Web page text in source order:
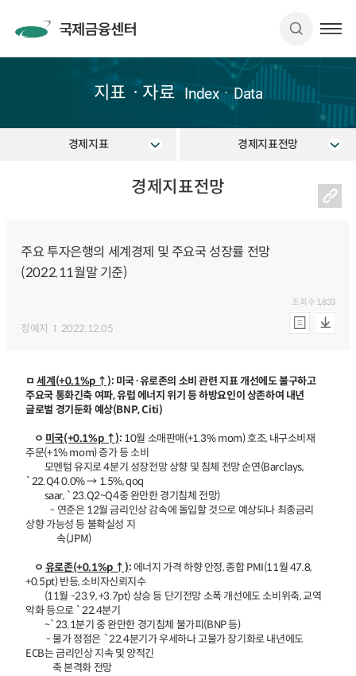
지표ㆍ자료 IndexㆍData
경제지표 경제지표전망
경제지표전망
주요 투자은행의 세계경제 및 주요국 성장률 전망
(2022.11월말 기준)
정예지 2022.12.05
조회수 1,833
ㅁ세계(+0.1%p ↑): 미국·유로존의 소비 관련 지표 개선에도 불구하고
주요국 통화긴축 여파, 유럽 에너지 위기 등 하방요인이 상존하여 내년
글로벌 경기둔화 예상(BNP, Citi)
ㅇ 미국(+0.1%p ↑): 10월 소매판매(+1.3% mom) 호조, 내구소비재
주문(+1% mom) 증가 등 소비
모멘텀 유지로 4분기 성장전망 상향 및 침체 전망 순연(Barclays,
`22.Q4 0.0% → 1.5%, qoq
saar, `23.Q2~Q4중 완만한 경기침체 전망)
- 연준은 12월 금리인상 감속에 돌입할 것으로 예상되나 최종금리
상향 가능성 등 불확실성 지
속(JPM)
ㅇ 유로존(+0.1%p ↑):에너지 가격 하향 안정, 종합 PMI(11월 47.8,
+0.5pt) 반등, 소비자신뢰지수
(11월 -23.9, +3.7pt) 상승 등 단기전망 소폭 개선에도 소비위축, 교역
악화 등으로 `22.4분기
~`23.1분기 중 완만한 경기침체 불가피(BNP 등)
- 물가 정점은 `22.4분기가 우세하나 고물가 장기화로 내년에도
ECB는 금리인상 지속 및 양적긴
축 본격화 전망